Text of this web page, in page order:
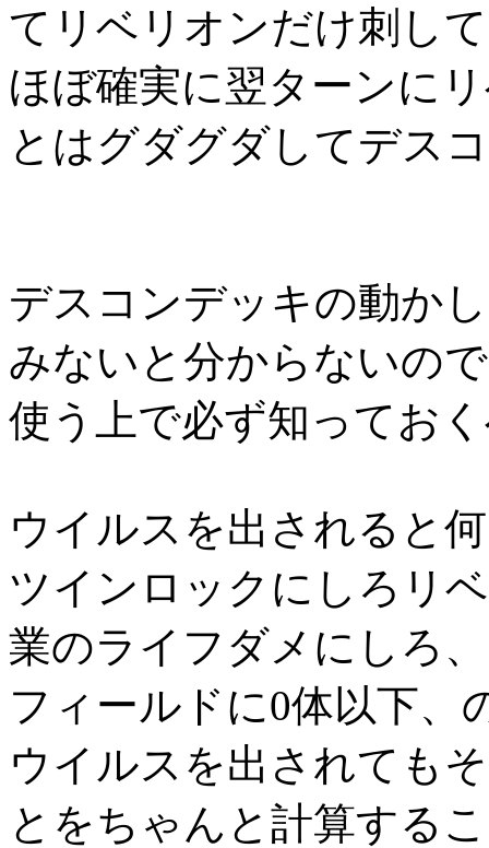
てリベリオンだけ刺し
ほぼ確実に翌ターンに
とはグダグダしてデス
デスコンデッキの動か
みないと分からないの
使う上で必ず知ってお
ウイルスを出されると
ツインロックにしろリ
業のライフダメにしろ、
フィールドに0体以下、
ウイルスを出されても
とをちゃんと計算する